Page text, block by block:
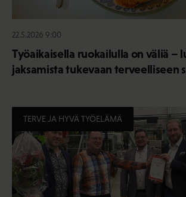
22.5.2026 9:00
Työaikaisella ruokailulla on väliä –
jaksamista tukevaan terveelliseen
TERVE JA HYVÄ TYÖELÄMÄ